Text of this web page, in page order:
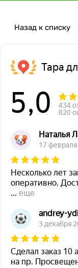
Назад к списку
Тара
5,0
434
820
Наталья
17
Несколько лет
оперативно.
... еще
andrey-
3 декабря
Сделал заказ 10
на пр.